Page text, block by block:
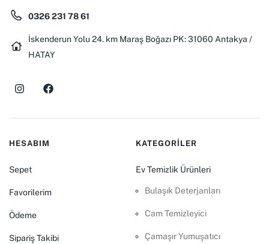
0326 231 78 61
İskenderun Yolu 24. km Maraş Boğazı PK: 31060 Antakya /
HATAY
HESABIM
Sepet
Favorilerim
Ödeme
Sipariş Takibi
KATEGORİLER
Ev Temizlik Ürünleri
Bulaşık Deterjanları
Cam Temizleyici
Çamaşır Yumuşatıcı